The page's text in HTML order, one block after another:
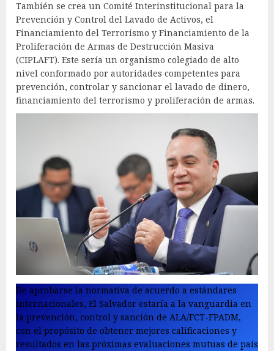
También se crea un Comité Interinstitucional para la
Prevención y Control del Lavado de Activos, el
Financiamiento del Terrorismo y Financiamiento de la
Proliferación de Armas de Destrucción Masiva
(CIPLAFT). Este sería un organismo colegiado de alto
nivel conformado por autoridades competentes para
prevención, controlar y sancionar el lavado de dinero,
financiamiento del terrorismo y proliferación de armas.
De aprobarse la normativa de acuerdo a estándares
internacionales, El Salvador estaría a la vanguardia en
la prevención, control y sanción de ALA/FCT-FPADM,
con el propósito de obtener mejores calificaciones y
resultados en las próximas evaluaciones mutuas de país